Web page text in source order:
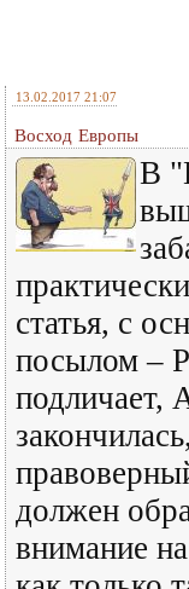
13.02.2017 21:07
Восход Европы
В
статья, с
посылом –
подличает,
должен
внимание